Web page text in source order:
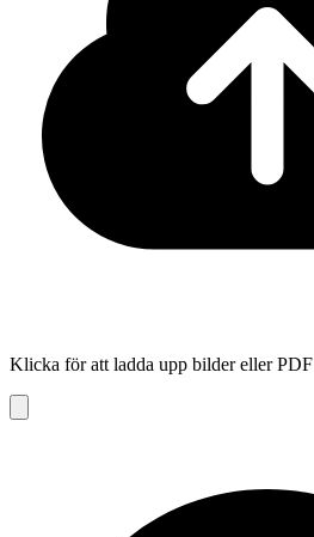
Klicka för att ladda upp bilder eller PDF